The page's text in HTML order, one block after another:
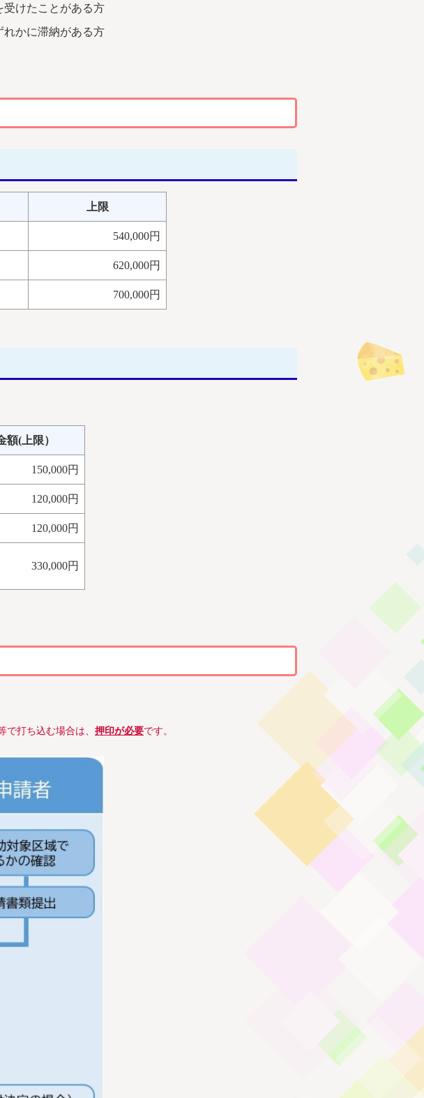
受けたことがある方
れかに滞納がある方
上限
540,000円
620,000円
700,000円
額(上限）
150,000円
120,000円
120,000円
330,000円
で打ち込む場合は、 押印が必要です。